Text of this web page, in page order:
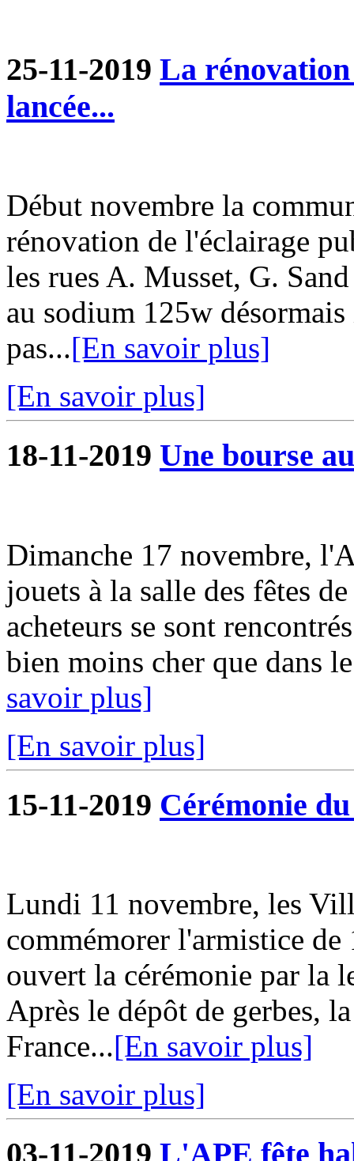
25-11-2019 La
lancée...
Début novembre la
rénovation de l'éclairage
les rues A. Musset, G.
au sodium 125w
pas...[En savoir plus]
[En savoir plus]
18-11-2019 Une bourse
Dimanche 17 novembre,
jouets à la salle des fêtes
acheteurs se sont
bien moins cher que dans
savoir plus]
[En savoir plus]
15-11-2019 Cérémonie
Lundi 11 novembre, les
commémorer l'armistice
ouvert la cérémonie par la
Après le dépôt de gerbes,
France...[En savoir plus]
[En savoir plus]
03-11-2019 L'APE fête